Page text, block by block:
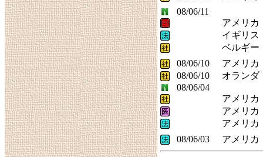
08/06/11
アメリカ
イギリス
ベルギー
08/06/10
アメリカ
08/06/10
オランダ
08/06/04
アメリカ
アメリカ
アメリカ
08/06/03
アメリカ